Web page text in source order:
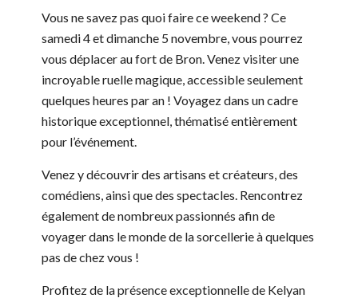
Vous ne savez pas quoi faire ce weekend ? Ce
samedi 4 et dimanche 5 novembre, vous pourrez
vous déplacer au fort de Bron. Venez visiterune
incroyable ruelle magique, accessible seulement
quelques heures par an ! Voyagez dans un cadre
historique exceptionnel, thématisé entièrement
pour l’événement.
Venez y découvrir des artisans et créateurs, des
comédiens, ainsi que des spectacles. Rencontrez
également de nombreux passionnés afin de
voyager dans le monde de la sorcellerie à quelques
pas de chez vous !
Profitez de la présence exceptionnelle de Kelyan